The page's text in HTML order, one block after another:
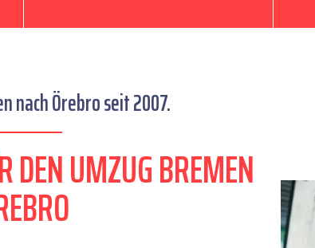
nach Örebro seit 2007.
DEN UMZUG BREMEN